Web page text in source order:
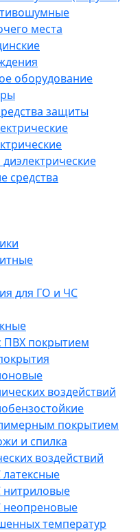
места
оборудование
защиты
средства
для ГО и ЧС
ПВХ покрытием
воздействий
покрытием
и спилка
воздействий
температур